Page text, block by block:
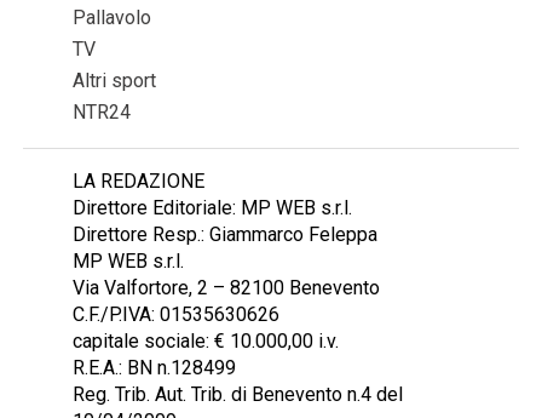
Pallavolo
TV
Altri sport
NTR24
LA REDAZIONE
Direttore Editoriale: MP WEB s.r.l.
Direttore Resp.: Giammarco Feleppa
MP WEB s.r.l.
Via Valfortore, 2 – 82100 Benevento
C.F./P.IVA: 01535630626
capitale sociale: € 10.000,00 i.v.
R.E.A.: BN n.128499
Reg. Trib. Aut. Trib. di Benevento n.4 del